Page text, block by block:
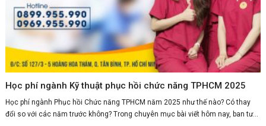
Học phí ngành Kỹ thuật phục hồi chức năng TPHCM 2025
Học phí ngành Phục hồi Chức năng TPHCM năm 2025 như thế nào? Có thay
đổi so với các năm trước không? Trong chuyên mục bài viết hôm nay, ban tư...